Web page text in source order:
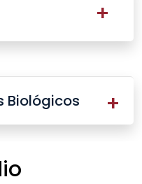
Biológicos